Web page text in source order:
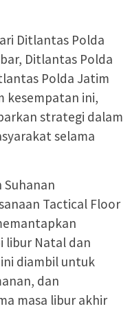
Ditlantas Polda
Ditlantas Polda
Polda Jatim
kesempatan ini,
strategi dalam
selama
Suhanan
Tactical Floor
libur Natal dan
diambil untuk
dan
masa libur akhir